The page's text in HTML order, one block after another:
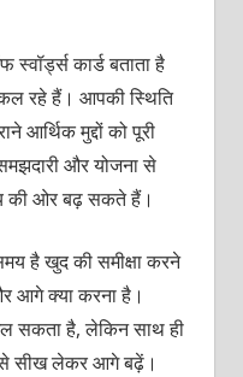
कार्ड बताता है
रहे हैं। आपकी स्थिति
आर्थिक मुद्दों को पूरी
और योजना से
की ओर बढ़ सकते हैं।
है खुद की समीक्षा करने
आगे क्या करना है।
सकता है, लेकिन साथ ही
से सीख लेकर आगे बढ़ें।